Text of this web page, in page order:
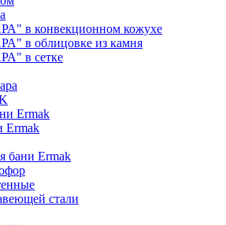
в конвекционном кожухе
в облицовке из камня
в сетке
Ermak
Ermak
бани Ermak
стали